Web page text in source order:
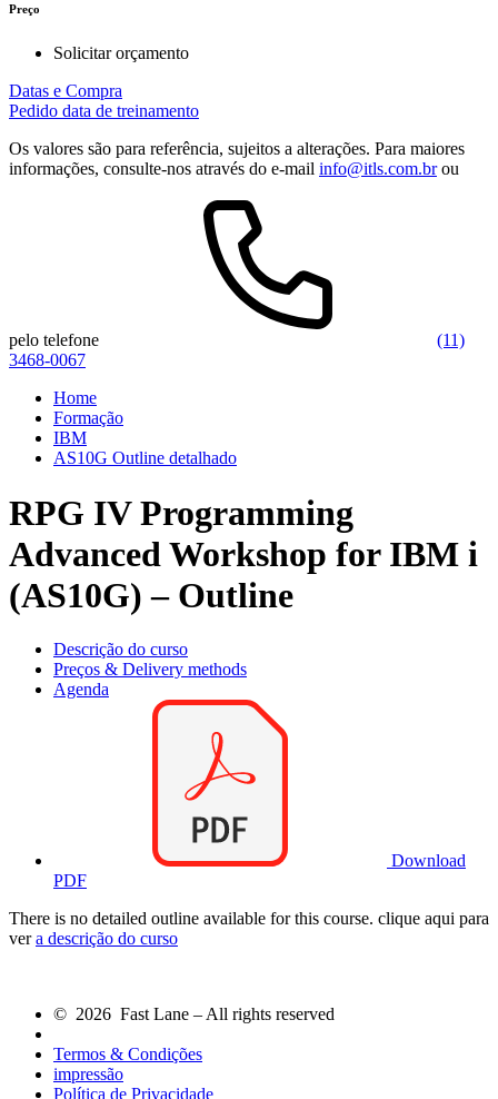
Preço
Solicitar orçamento
Datas e Compra
Pedido data de treinamento
Os valores são para referência, sujeitos a alterações. Para maiores
informações, consulte-nos através do e-mail info@itls.com.brou
pelo telefone
(11)
3468-0067
Home
Formação
IBM
AS10G Outline detalhado
RPG IV Programming
Advanced Workshop for IBM i
(AS10G) – Outline
Descrição do curso
Preços & Delivery methods
Agenda
Download
PDF
There is no detailed outline available for this course. clique aqui para
vera descrição do curso
© 2026 Fast Lane – All rights reserved
Termos & Condições
impressão
Política de Privacidade